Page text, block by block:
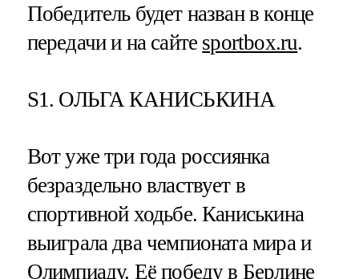
Победитель будет назван в конце
передачи и на сайте sportbox.ru.
S1. ОЛЬГА КАНИСЬКИНА
Вот уже три года россиянка
безраздельно властвует в
спортивной ходьбе. Каниськина
выиграла два чемпионата мира и
Олимпиаду. Её победу в Берлине